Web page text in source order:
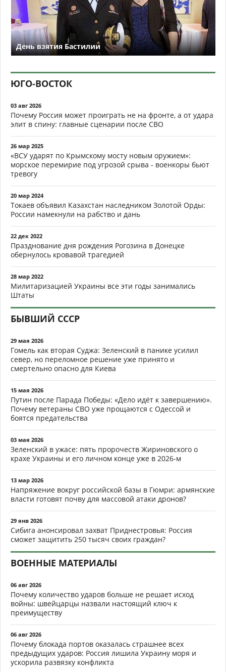
День взятия Бастилии
ЮГО-ВОСТОК
03 авг 2026
Почему Россия может проиграть не на фронте, а от удара
элит в спину: главные сценарии после СВО
26 мар 2025
«ВСУ ударят по Крымскому мосту новым оружием»:
морское перемирие под угрозой срыва - военкоры бьют
тревогу
20 мар 2024
Токаев объявил Казахстан наследником Золотой Орды:
России намекнули на рабство и дань
22 дек 2022
Празднование дня рождения Рогозина в Донецке
обернулось кровавой трагедией
28 мар 2022
Милитаризацией Украины все эти годы занимались
Штаты
БЫВШИЙ СССР
29 мая 2026
Гомель как вторая Суджа: Зеленский в панике усилил
север, но переломное решение уже принято и
смертельно опасно для Киева
15 мая 2026
Путин после Парада Победы: «Дело идёт к завершению».
Почему ветераны СВО уже прощаются с Одессой и
боятся предательства
03 мая 2026
Зеленский в ужасе: пять пророчеств Жириновского о
крахе Украины и его личном конце уже в 2026-м
13 мар 2026
Напряжение вокруг российской базы в Гюмри: армянские
власти готовят почву для массовой атаки дронов?
29 янв 2026
Сибига анонсировал захват Приднестровья: Россия
сможет защитить 250 тысяч своих граждан?
ВОЕННЫЕ МАТЕРИАЛЫ
06 авг 2026
Почему количество ударов больше не решает исход
войны: швейцарцы назвали настоящий ключ к
преимуществу
06 авг 2026
Почему блокада портов оказалась страшнее всех
предыдущих ударов: Россия лишила Украину моря и
ускорила развязку конфликта